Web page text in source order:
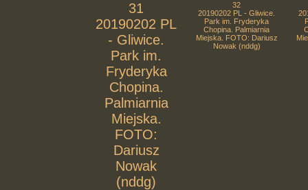
31
20190202 PL
- Gliwice.
Park im.
Fryderyka
Chopina.
Palmiarnia
Miejska.
FOTO:
Dariusz
Nowak
(nddg)
32
20190202 PL - Gliwice.
Park im. Fryderyka
Chopina. Palmiarnia
Miejska. FOTO: Dariusz
Nowak (nddg)